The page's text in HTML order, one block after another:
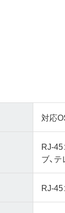
対応
RJ-45
ブ、
RJ-